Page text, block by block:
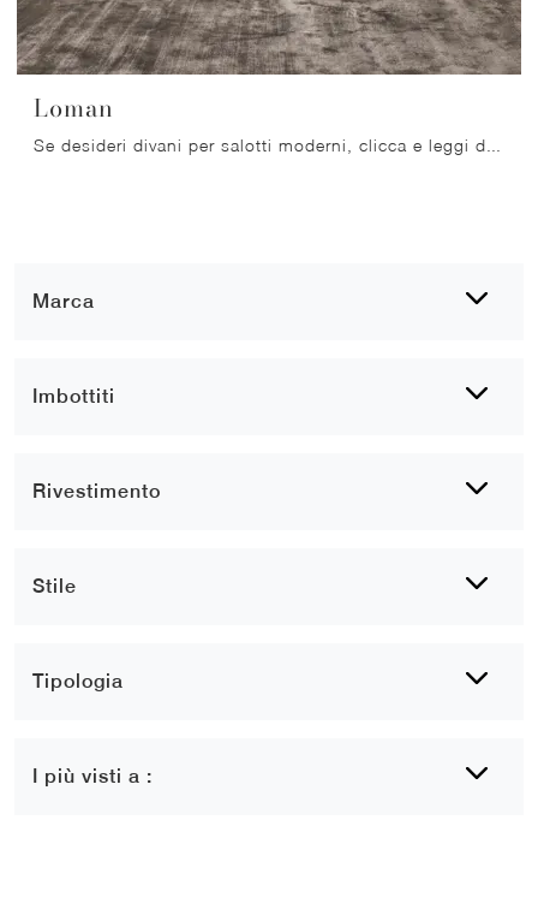
Marca
Imbottiti
Rivestimento
Stile
Tipologia
I più visti a :
Loman